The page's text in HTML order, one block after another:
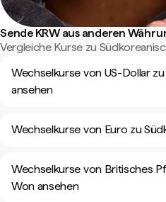
Sende KRW aus anderen
Vergleiche Kurse zu
Wechselkurse von US-Dollar
ansehen
Wechselkurse von Euro zu
Wechselkurse von Britisches
Won ansehen